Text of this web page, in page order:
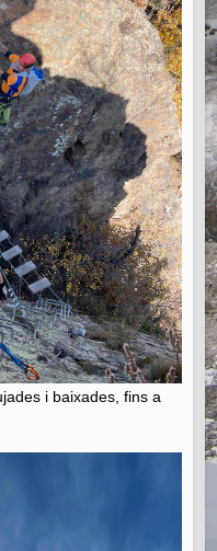
i baixades, fins a